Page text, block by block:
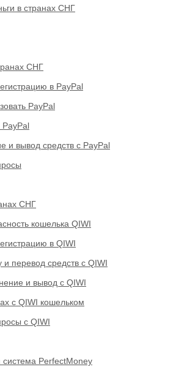
в странах СНГ
СНГ
в PayPal
PayPal
и вывод средств с PayPal
СНГ
кошелька QIWI
в QIWI
и перевод средств c QIWI
и вывод с QIWI
с QIWI кошельком
с QIWI
PerfectMoney